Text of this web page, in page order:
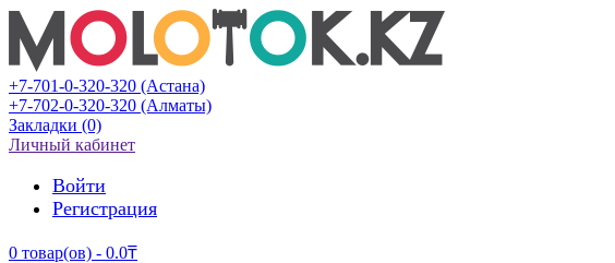
+7-701-0-320-320 (Астана)
+7-702-0-320-320 (Алматы)
Закладки (0)
Личный кабинет
Войти
Регистрация
0 товар(ов) - 0.0₸